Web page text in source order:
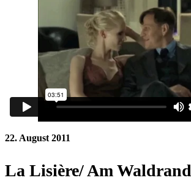
22. August 2011
La Lisière/ Am Waldrand